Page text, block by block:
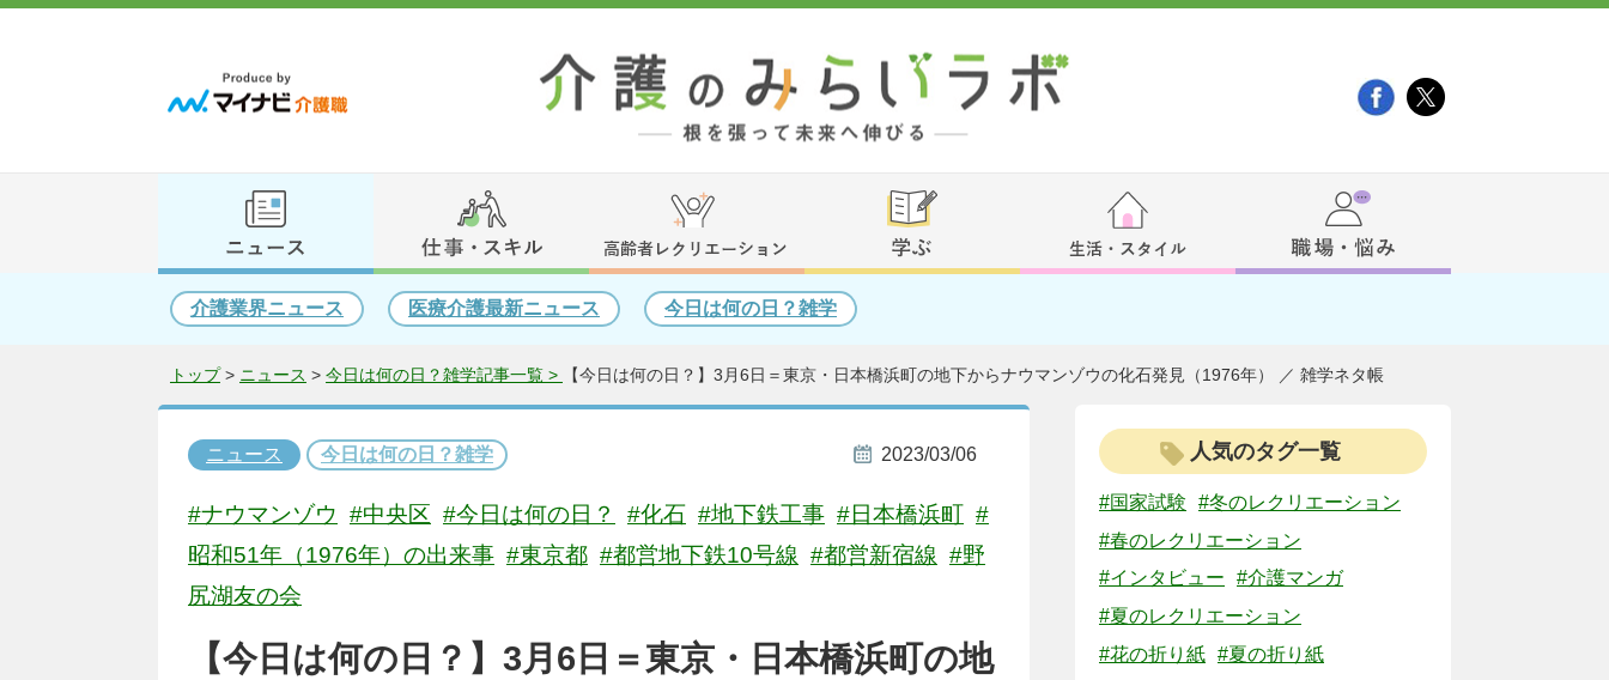
介護業界ニュース 医療介護最新ニュース 今日は何の日？雑学
トップ> ニュース > 今日は何の日？雑学記事一覧 > 【今日は何の日？】3月6日＝東京・日本橋浜町の地下からナウマンゾウの化石発見（1976年） ／ 雑学ネタ帳
ニュース 今日は何の日？雑学 2023/03/06
#ナウマンゾウ #中央区 #今日は何の日？ #化石 #地下鉄工事 #日本橋浜町 #
昭和51年（1976年）の出来事 #東京都 #都営地下鉄10号線 #都営新宿線 #野
尻湖友の会
【今日は何の日？】3月6日＝東京・日本橋浜町の地
人気のタグ一覧
#国家試験
#冬のレクリエーション
#春のレクリエーション
#インタビュー
#介護マンガ
#夏のレクリエーション
#花の折り紙 #夏の折り紙